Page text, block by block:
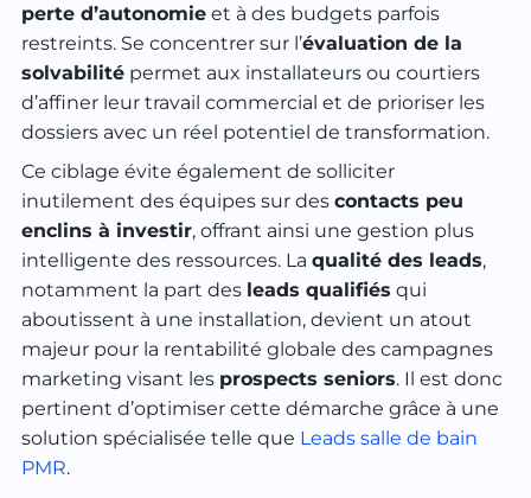
perte d’autonomieet à des budgets parfois
restreints. Se concentrer sur l’évaluation de la
solvabilitépermet aux installateurs ou courtiers
d’affiner leur travail commercial et de prioriser les
dossiers avec un réel potentiel de transformation.
Ce ciblage évite également de solliciter
inutilement des équipes sur des contacts peu
enclins à investir, offrant ainsi une gestion plus
intelligente des ressources. La qualité des leads,
notamment la part des leads qualifiés qui
aboutissent à une installation, devient un atout
majeur pour la rentabilité globale des campagnes
marketing visant les prospects seniors. Il est donc
pertinent d’optimiser cette démarche grâce à une
solution spécialisée telle que Leads salle de bain
PMR.